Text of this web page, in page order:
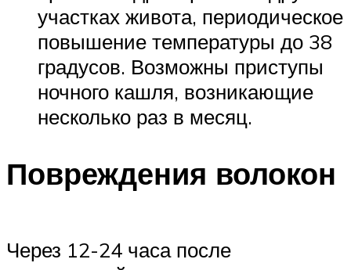
участках живота, периодическое
повышение температуры до 38
градусов. Возможны приступы
ночного кашля, возникающие
несколько раз в месяц.
Повреждения волокон
Через 12-24 часа после